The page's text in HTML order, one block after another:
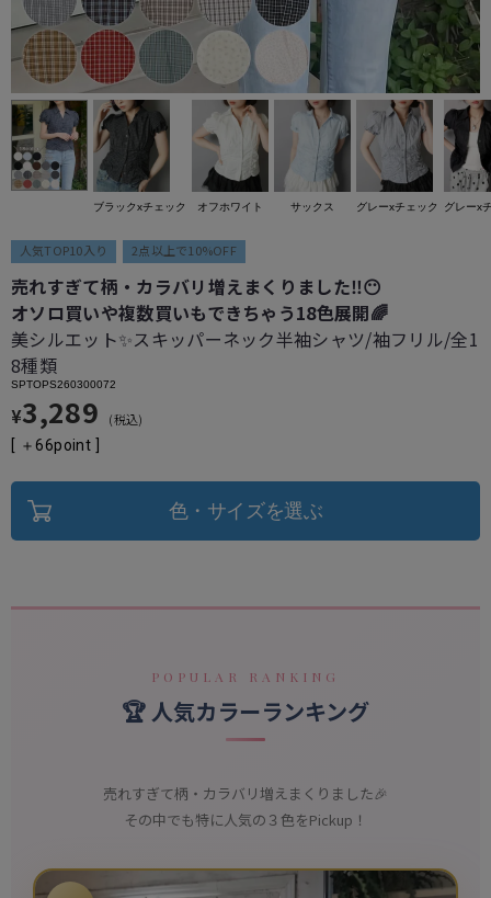
人気TOP10入り 2点以上で10%OFF
売れすぎて柄・カラバリ増えまくりました‼️😶
オソロ買いや複数買いもできちゃう18色展開🌈
美シルエット✨スキッパーネック半袖シャツ/袖フリル/全1
8種類
SPTOPS260300072
¥3,289
税込
[ ＋66point ]
色・サイズを選ぶ
POPULAR RANKING
🏆 人気カラーランキング
売れすぎて柄・カラバリ増えまくりました🎉
その中でも特に人気の３色をPickup！
ブラックxチェック オフホワイト サックス グレーxチェック グレーx